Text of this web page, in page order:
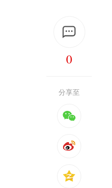
0
分享至